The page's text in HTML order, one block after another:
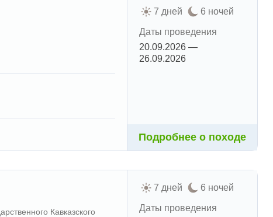
7 дней 6 ночей
Даты проведения
20.09.2026 —
26.09.2026
Подробнее о походе
Кавказского
7 дней 6 ночей
Даты проведения